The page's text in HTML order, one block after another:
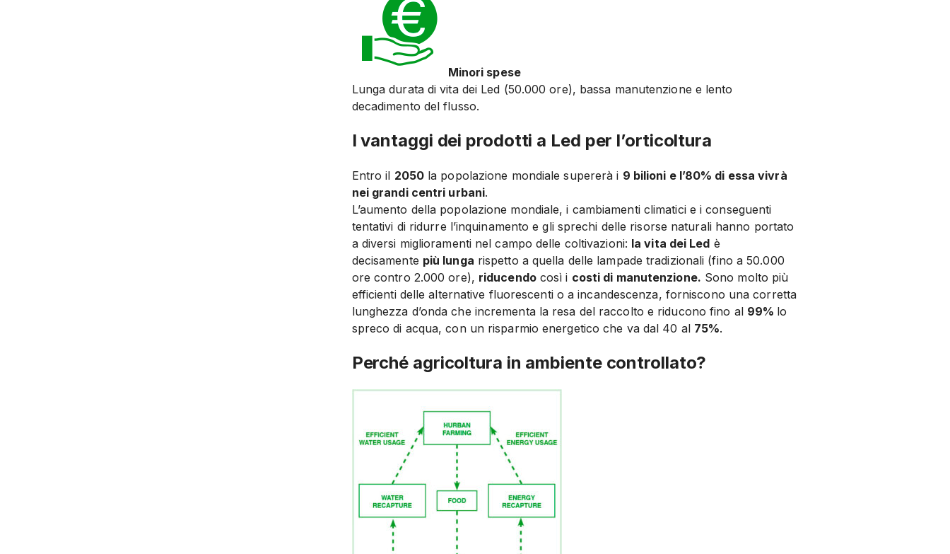
Minori spese
Lunga durata di vita dei Led (50.000 ore), bassa manutenzione e lento
decadimento del flusso.
I vantaggi dei prodotti a Led per l’orticoltura
Entro il 2050la popolazione mondiale supererà i 9 bilioni e l’80% di essa vivrà
nei grandi centri urbani.
L’aumento della popolazione mondiale, i cambiamenti climatici e i conseguenti
tentativi di ridurre l’inquinamento e gli sprechi delle risorse naturali hanno portato
a diversi miglioramenti nel campo delle coltivazioni: la vita dei Led è
decisamente più lunga rispetto a quella delle lampade tradizionali (fino a 50.000
ore contro 2.000 ore), riducendocosì i costi di manutenzione. Sono molto più
efficienti delle alternative fluorescenti o a incandescenza, forniscono una corretta
lunghezza d’onda che incrementa la resa del raccolto e riducono fino al 99% lo
spreco di acqua, con un risparmio energetico che va dal 40 al 75%.
Perché agricoltura in ambiente controllato?